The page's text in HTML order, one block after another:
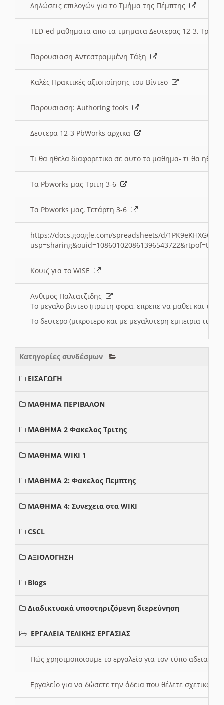
Δηλώσεις επιλογών για το Τμήμα της Πέμπτης
TED-ed μαθηματα απο τα τμηματα Δευτερας 12-3,
Παρουσιαση Αντεστραμμένη Τάξη
Καλές Πρακτικές αξιοποίησης του Βίντεο
Παρουσιαση: Authoring tools
Δευτερα 12-3 PbWorks αρχικα
Τι θα ηθελα διαφορετικο σε αυτο το μαθημα- τι θα
Τα Pbworks μας Τριτη 3-6
Τα Pbworks μας, Τετάρτη 3-6
https://docs.google.com/spreadsheets/d/
Κουιζ για το WISE
Ανθιμος Παλτατζιδης
Το μεγαλο βιντεο (πρωτη φορα, επρεπε να μαθει και το
Το δευτερο (μικροτερο και με μεγαλυτερη εμπειρια
Κατηγορίες συνδέσμων
ΕΙΣΑΓΩΓΗ
ΜΑΘΗΜΑ ΠΕΡΙΒΑΛΟΝ
ΜΑΘΗΜΑ 2 Φακελος Τριτης
ΜΑΘΗΜΑ WIKI 1
ΜΑΘΗΜΑ 2: Φακελος Πεμπτης
ΜΑΘΗΜΑ 4: Συνεχεια στα WIKI
CSCL
ΑΞΙΟΛΟΓΗΣΗ
Blogs
Διαδικτυακά υποστηριζόμενη διερεύνηση
ΕΡΓΑΛΕΙΑ ΤΕΛΙΚΗΣ ΕΡΓΑΣΙΑΣ
Πώς χρησιμοποιουμε το εργαλείο για τον τύπο αδειας
Εργαλείο για να δώσετε την άδεια που θέλετε σχετικά